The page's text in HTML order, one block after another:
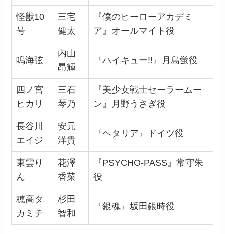
怪獣10
号
三宅
健太
『僕のヒーローアカデミ
ア』オールマイト役
鳴海弦
内山
昂輝
『ハイキュー!!』月島蛍役
四ノ宮
ヒカリ
三石
琴乃
『美少女戦士セーラームー
ン』月野うさぎ役
長谷川
エイジ
安元
洋貴
『ヘタリア』ドイツ役
東雲り
ん
花澤
香菜
『PSYCHO-PASS』常守朱
役
穂高タ
カミチ
杉田
智和
『銀魂』坂田銀時役